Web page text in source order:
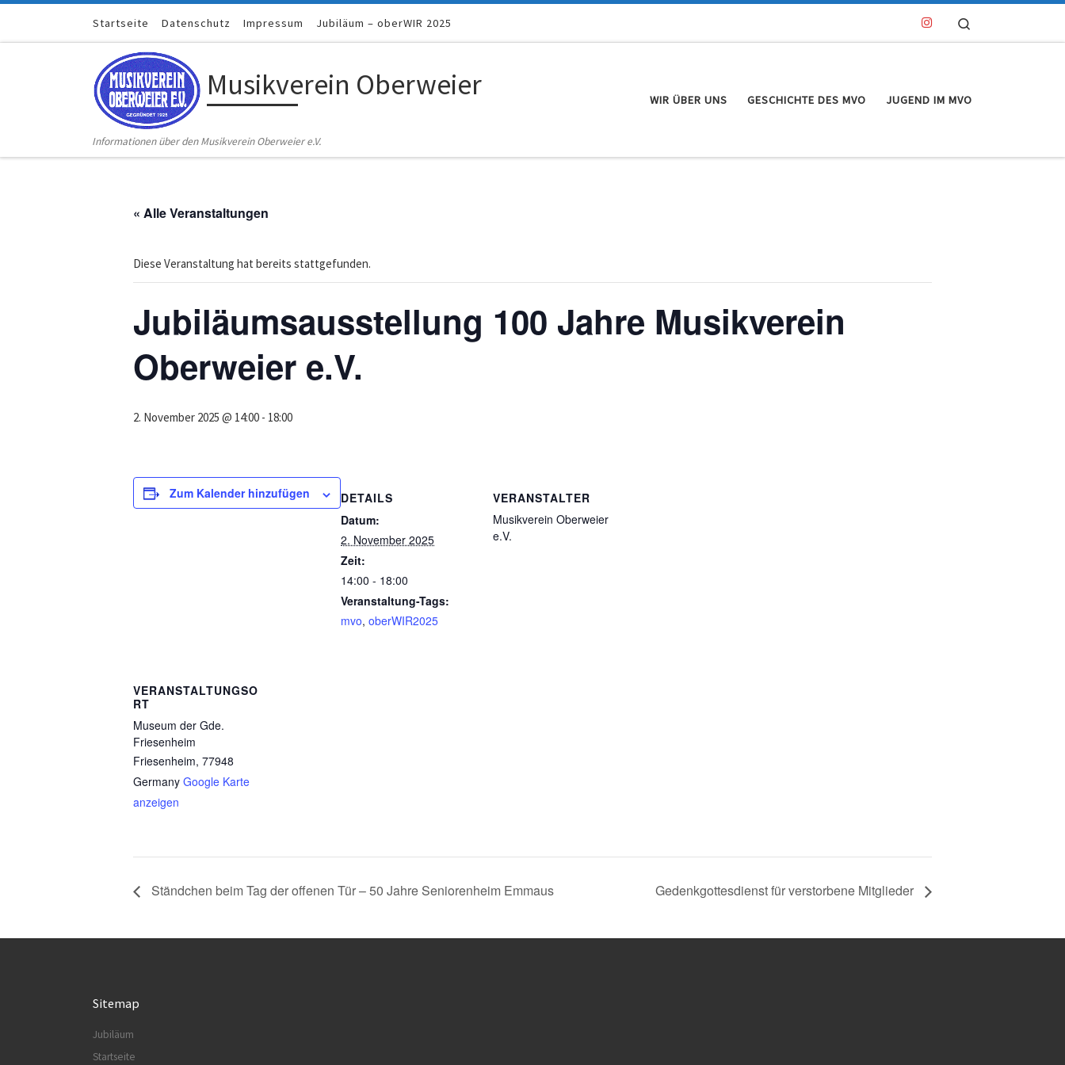
Zum Inhalt springenStartseite Datenschutz Impressum Jubiläum – oberWIR 2025
Musikverein Oberweier
Informationen über den Musikverein Oberweier e.V.
WIR ÜBER UNS GESCHICHTE DES MVO JUGEND IM MVO
« Alle Veranstaltungen
Diese Veranstaltung hat bereits stattgefunden.
Jubiläumsausstellung 100 Jahre Musikverein
Oberweier e.V.
2. November 2025 @ 14:00 - 18:00
Zum Kalender hinzufügen
DETAILS
Datum:
2. November 2025
Zeit:
14:00 - 18:00
Veranstaltung-Tags:
mvo, oberWIR2025
VERANSTALTER
Musikverein Oberweier
e.V.
VERANSTALTUNGSO
RT
Museum der Gde.
Friesenheim
Friesenheim, 77948
Germany Google Karte
anzeigen
Ständchen beim Tag der offenen Tür – 50 Jahre Seniorenheim Emmaus Gedenkgottesdienst für verstorbene Mitglieder
Sitemap
Jubiläum
Startseite